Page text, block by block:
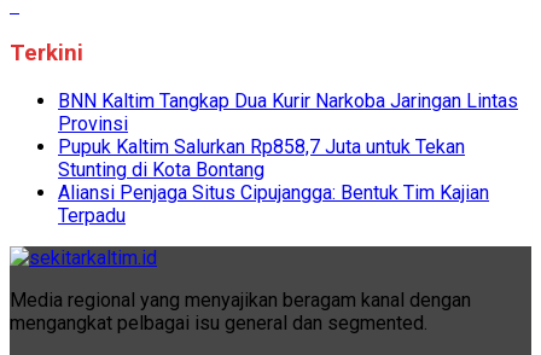
Terkini
BNN Kaltim Tangkap Dua Kurir Narkoba Jaringan Lintas
Provinsi
Pupuk Kaltim Salurkan Rp858,7 Juta untuk Tekan
Stunting di Kota Bontang
Aliansi Penjaga Situs Cipujangga: Bentuk Tim Kajian
Terpadu
Media regional yang menyajikan beragam kanal dengan
mengangkat pelbagai isu general dan segmented.